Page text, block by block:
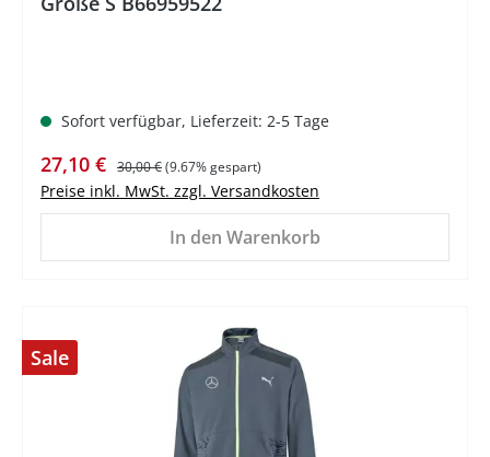
Sofort verfügbar, Lieferzeit: 2-5 Tage
Verkaufspreis:
27,10 € Regulärer Preis:
30,00 €(9.67% gespart)
Preise inkl. MwSt. zzgl. Versandkosten
In den Warenkorb
Sale